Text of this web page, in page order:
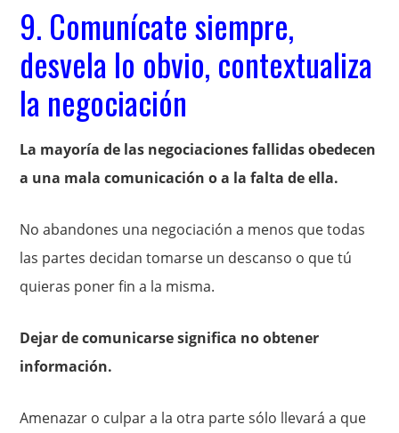
9. Comunícate siempre,
desvela lo obvio, contextualiza
la negociación
La mayoría de las negociaciones fallidas obedecen
a una mala comunicación o a la falta de ella.
No abandones una negociación a menos que todas
las partes decidan tomarse un descanso o que tú
quieras poner fin a la misma.
Dejar de comunicarse significa no obtener
información.
Amenazar o culpar a la otra parte sólo llevará a que